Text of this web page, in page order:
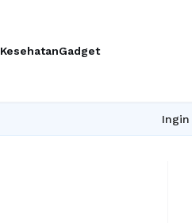
KesehatanGadget
Ingin